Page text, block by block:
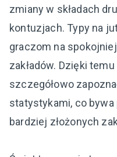
zmiany w składach
kontuzjach. Typy na
graczom na
zakładów. Dzięki
szczegółowo
statystykami, co
bardziej złożonych